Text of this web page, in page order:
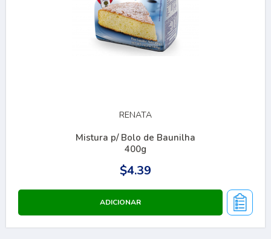
RENATA
Mistura p/ Bolo de Baunilha
400g
$4.39